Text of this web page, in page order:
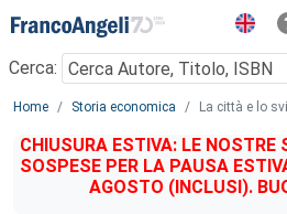
Menu
Cerca:
Main content
Home Storia economica La città e lo
CHIUSURA ESTIVA: LE NOSTRE
SOSPESE PER LA PAUSA
AGOSTO (INCLUSI).